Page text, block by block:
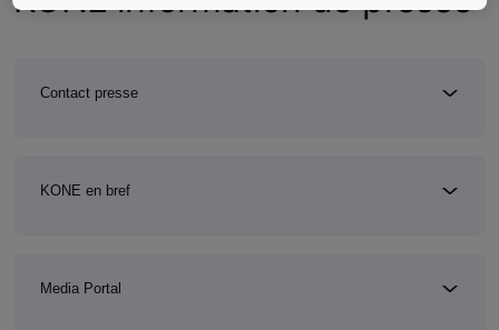
Contact presse
KONE en bref
Media Portal